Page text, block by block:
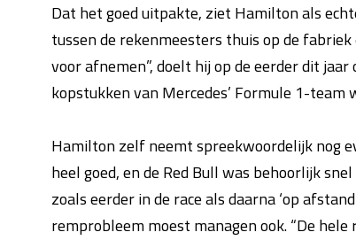
Dat het goed uitpakte, ziet Hamilton als
tussen de rekenmeesters thuis op de fabriek
voor afnemen”, doelt hij op de eerder dit
kopstukken van Mercedes’ Formule 1-team
Hamilton zelf neemt spreekwoordelijk nog
heel goed, en de Red Bull was behoorlijk
zoals eerder in de race als daarna ‘op
remprobleem moest managen ook. “De